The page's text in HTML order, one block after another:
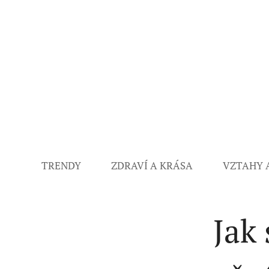
TRENDY ZDRAVÍ A KRÁSA VZTAHY